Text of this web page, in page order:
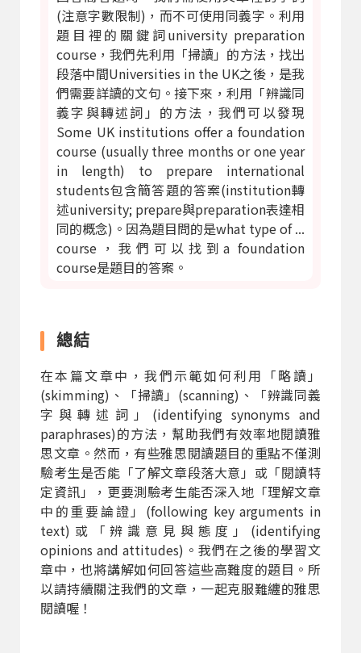
(注意字數限制)，而不可使用同義字。利用
題目裡的關鍵詞university preparation
course，我們先利用「掃讀」的方法，找出
段落中間Universities in the UK之後，是我
們需要詳讀的文句。接下來，利用「辨識同
義字與轉述詞」的方法，我們可以發現
Some UK institutions offer a foundation
course (usually three months or one year
in length) to prepare international
students包含簡答題的答案(institution轉
述university; prepare與preparation表達相
同的概念)。因為題目問的是what type of ...
course，我們可以找到a foundation
course是題目的答案。
總結
在本篇文章中，我們示範如何利用「略讀」
(skimming)、「掃讀」(scanning)、「辨識同義
字與轉述詞」(identifying synonyms and
paraphrases)的方法，幫助我們有效率地閱讀雅
思文章。然而，有些雅思閱讀題目的重點不僅測
驗考生是否能「了解文章段落大意」或「閱讀特
定資訊」，更要測驗考生能否深入地「理解文章
中的重要論證」(following key arguments in
text)或「辨識意見與態度」(identifying
opinions and attitudes)。我們在之後的學習文
章中，也將講解如何回答這些高難度的題目。所
以請持續關注我們的文章，一起克服難纏的雅思
閱讀喔！